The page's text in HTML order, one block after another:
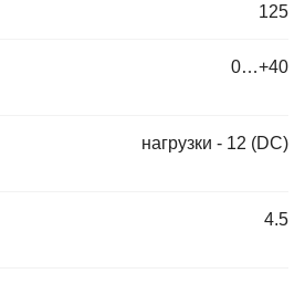
125
0…+40
нагрузки - 12 (DC)
4.5